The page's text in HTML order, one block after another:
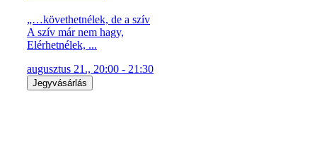
„…követhetnélek, de a szív
A szív már nem hagy,
Elérhetnélek, ...
augusztus 21., 20:00 - 21:30
Jegyvásárlás